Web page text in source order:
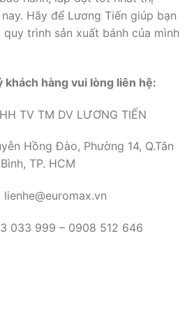
Hãy để Lương Tiến giúp bạn
trình sản xuất bánh của mình
khách hàng vui lòng liên hệ:
TV TM DV LƯƠNG TIẾN
Hồng Đào, Phường 14, Q.Tân
Bình, TP. HCM
lienhe@euromax.vn
033 999 – 0908 512 646